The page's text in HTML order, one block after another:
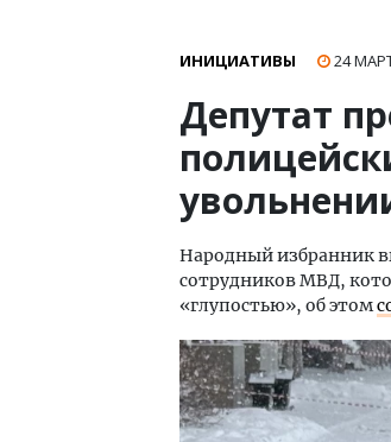
ИНИЦИАТИВЫ 24
Депутат
Народный избранник
сотрудников МВД,
«глупостью», об этом